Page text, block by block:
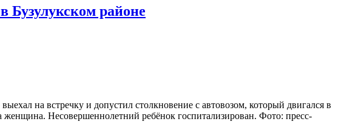
Бузулукском районе
на встречку и допустил столкновение с автовозом, который двигался в
Несовершеннолетний ребёнок госпитализирован. Фото: пресс-